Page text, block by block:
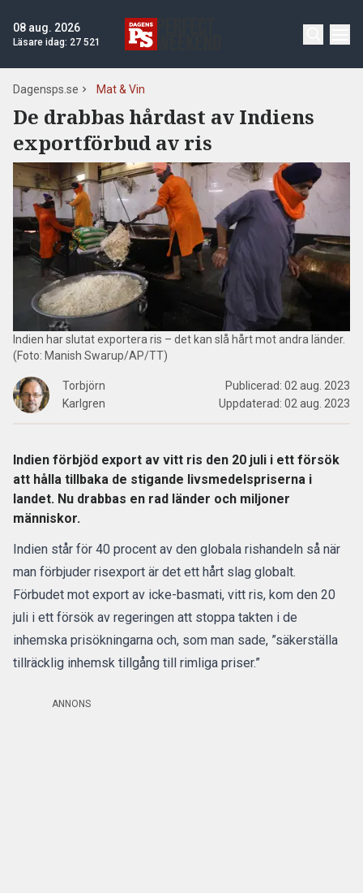
08 aug. 2026
Läsare idag: 27 521
Dagensps.se Mat & Vin
De drabbas hårdast av Indiens
exportförbud av ris
Indien har slutat exportera ris – det kan slå hårt mot andra länder.
(Foto: Manish Swarup/AP/TT)
Torbjörn
Karlgren
Publicerad: 02 aug. 2023
Uppdaterad: 02 aug. 2023
Indien förbjöd export av vitt ris den 20 juli i ett försök
att hålla tillbaka de stigande livsmedelspriserna i
landet. Nu drabbas en rad länder och miljoner
människor.
Indien står för 40 procent av den globala rishandeln så när
man förbjuder risexport är det ett hårt slag globalt.
Förbudet mot export av icke-basmati, vitt ris, kom den 20
juli i ett försök av regeringen att stoppa takten i de
inhemska prisökningarna och, som man sade, ”säkerställa
tillräcklig inhemsk tillgång till rimliga priser.”
ANNONS